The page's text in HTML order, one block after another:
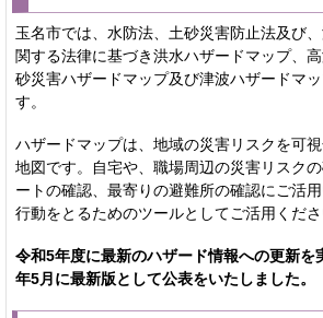
玉名市では、水防法、土砂災害防止法及び
関する法律に基づき洪水ハザードマップ、
砂災害ハザードマップ及び津波ハザードマ
す。
ハザードマップは、地域の災害リスクを可
地図です。自宅や、職場周辺の災害リスク
ートの確認、最寄りの避難所の確認にご活
行動をとるためのツールとしてご活用くださ
令和5年度に最新のハザード情報への更新を
年5月に最新版として公表をいたしました。